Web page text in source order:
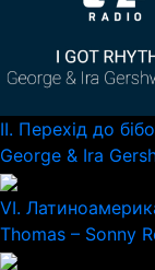
II. Перехід до
George & Ira
VI.
Thomas – Sonny